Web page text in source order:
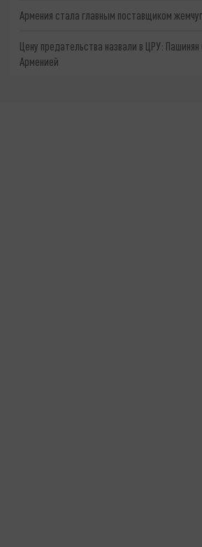
Армения стала главным поставщиком
Цену предательства назвали в ЦРУ:
Арменией